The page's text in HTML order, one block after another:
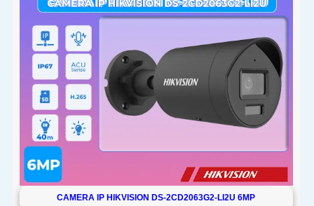
CAMERA IP HIKVISION DS-2CD2063G2-LI2U 6MP